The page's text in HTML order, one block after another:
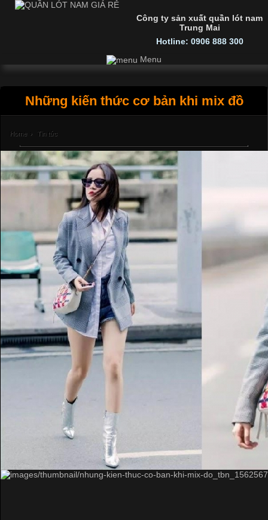
Công ty sản xuất quần lót nam
Trung Mai
Hotline: 0906 888 300
Menu
Những kiến thức cơ bản khi mix đồ
Home › Tin tức